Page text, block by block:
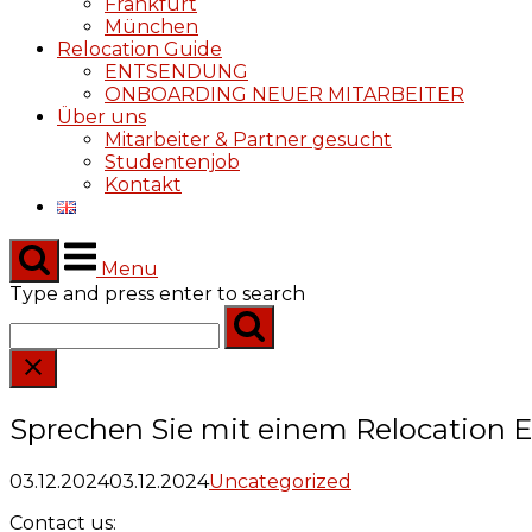
München
Relocation Guide
ENTSENDUNG
ONBOARDING NEUER MITARBEITER
Über uns
Mitarbeiter & Partner gesucht
Studentenjob
Kontakt
Menu
Type and press enter to search
Sprechen Sie mit einem Relocation
03.12.202403.12.2024Uncategorized
Contact us: